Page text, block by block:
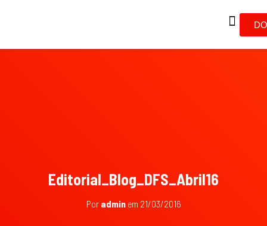
Editorial_Blog_DFS_Abril16
Por adminem 21/03/2016